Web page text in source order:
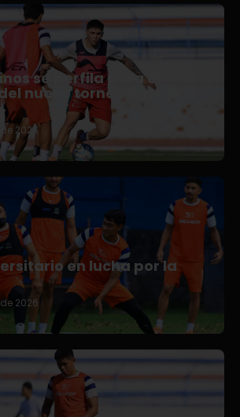
se perfila para el
nuevo torneo en Liga
2026
en lucha por la
2026